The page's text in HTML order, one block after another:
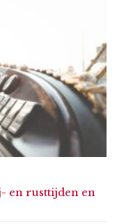
en rusttijden en